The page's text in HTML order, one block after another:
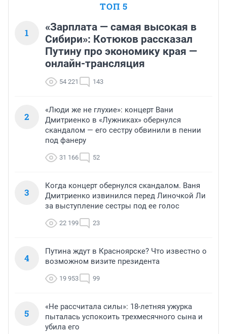
ТОП 5
1
«Зарплата — самая высокая в
Сибири»: Котюков рассказал
Путину про экономику края —
онлайн-трансляция
54 221 143
2
«Люди же не глухие»: концерт Вани
Дмитриенко в «Лужниках» обернулся
скандалом — его сестру обвинили в пении
под фанеру
31 166 52
3
Когда концерт обернулся скандалом. Ваня
Дмитриенко извинился перед Линочкой Ли
за выступление сестры под ее голос
22 199 23
4
Путина ждут в Красноярске? Что известно о
возможном визите президента
19 953 99
5
«Не рассчитала силы»: 18-летняя ужурка
пыталась успокоить трехмесячного сына и
убила его